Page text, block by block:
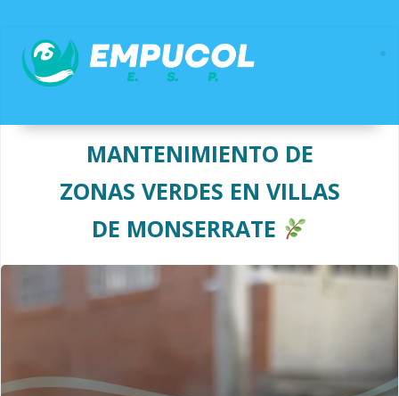
contenido
MANTENIMIENTO DE
ZONAS VERDES EN VILLAS
DE MONSERRATE